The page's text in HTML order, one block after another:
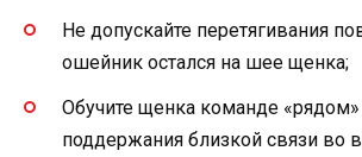
Не допускайте перетягивания
ошейник остался на шее щенка;
Обучите щенка команде
поддержания близкой связи во